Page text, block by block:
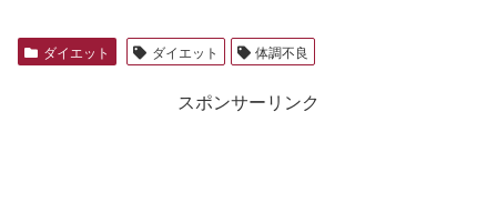
ダイエット ダイエット 体調不良
スポンサーリンク